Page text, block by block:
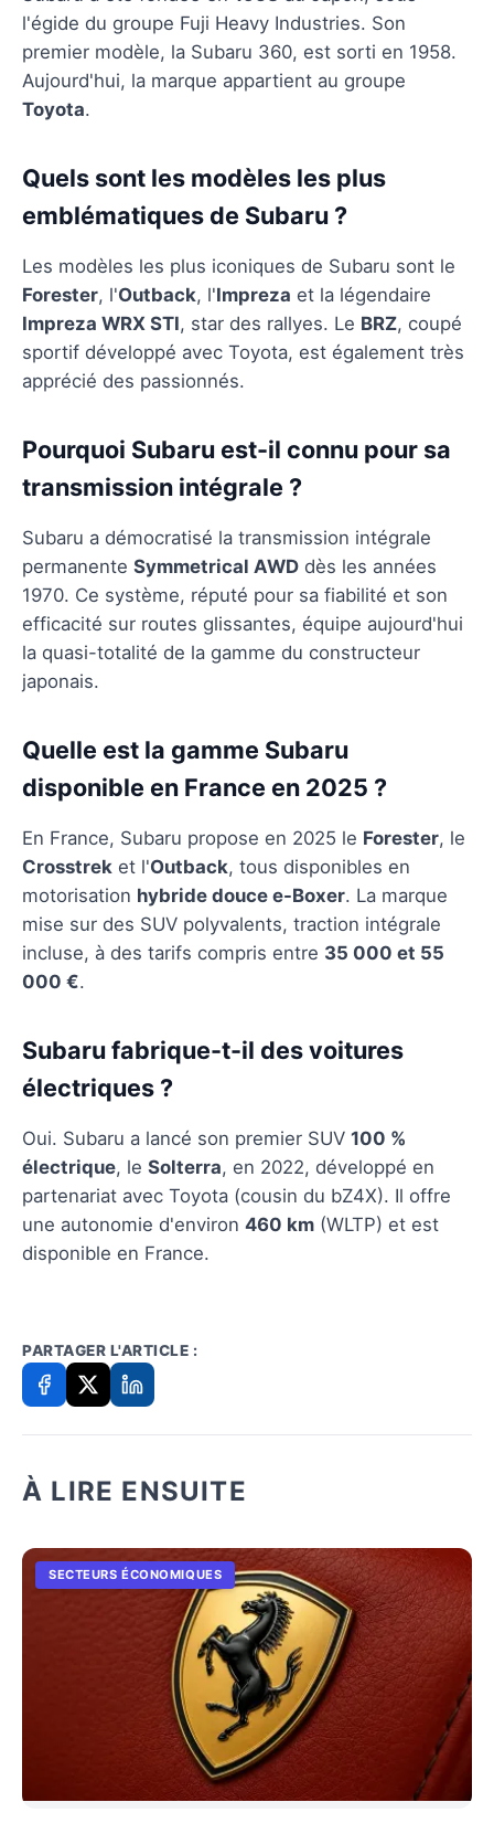
l'égide du groupe Fuji Heavy Industries. Son
premier modèle, la Subaru 360, est sorti en 1958.
Aujourd'hui, la marque appartient au groupe
Toyota.
Quels sont les modèles les plus
emblématiques de Subaru ?
Les modèles les plus iconiques de Subaru sont le
Forester, l'Outback, l'Impreza et la légendaire
Impreza WRX STI, star des rallyes. Le BRZ, coupé
sportif développé avec Toyota, est également très
apprécié des passionnés.
Pourquoi Subaru est-il connu pour sa
transmission intégrale ?
Subaru a démocratisé la transmission intégrale
permanente Symmetrical AWD dès les années
1970. Ce système, réputé pour sa fiabilité et son
efficacité sur routes glissantes, équipe aujourd'hui
la quasi-totalité de la gamme du constructeur
japonais.
Quelle est la gamme Subaru
disponible en France en 2025 ?
En France, Subaru propose en 2025 le Forester, le
Crosstrek et l'Outback, tous disponibles en
motorisation hybride douce e-Boxer. La marque
mise sur des SUV polyvalents, traction intégrale
incluse, à des tarifs compris entre 35 000 et 55
000 €.
Subaru fabrique-t-il des voitures
électriques ?
Oui. Subaru a lancé son premier SUV 100 %
électrique, le Solterra, en 2022, développé en
partenariat avec Toyota (cousin du bZ4X). Il offre
une autonomie d'environ 460 km (WLTP) et est
disponible en France.
PARTAGER L'ARTICLE :
À LIRE ENSUITE
SECTEURS ÉCONOMIQUES